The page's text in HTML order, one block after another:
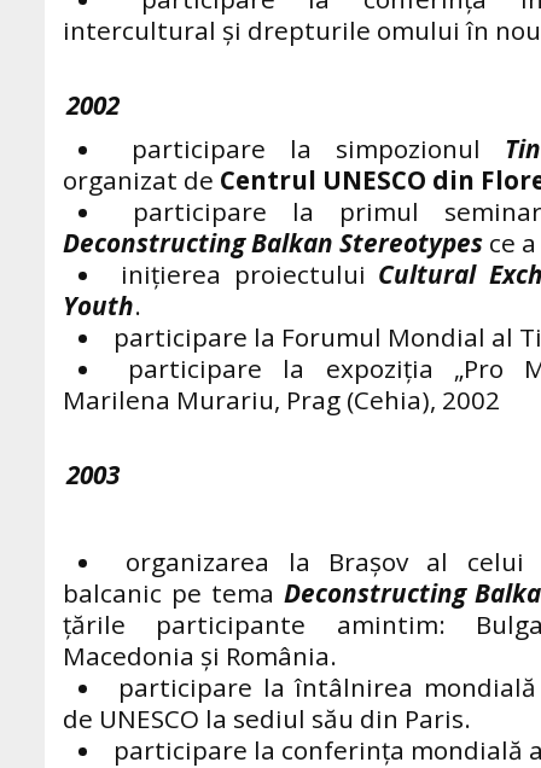
intercultural și drepturile omului în noul
2002
participare la simpozionul
organizat de Centrul UNESCO din
participare la primul
Deconstructing Balkan Stereotypes ce
iniţierea proiectului Cultural
Youth.
participare la Forumul Mondial al
participare la expoziţia „Pro
Marilena Murariu, Prag (Cehia), 2002
2003
organizarea la Braşov al celui
balcanic pe tema Deconstructing
ţările participante amintim:
Macedonia şi România.
participare la întâlnirea
de UNESCO la sediul său din Paris.
participare la conferinţa mondială